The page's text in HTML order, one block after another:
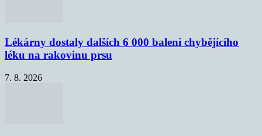
Lékárny dostaly dalších 6 000 balení chybějícího
léku na rakovinu prsu
7. 8. 2026